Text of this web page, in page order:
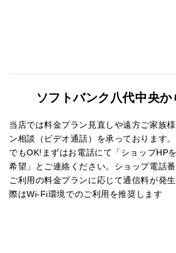
ソフトバンク八代中央か
当店では料金プラン見直しや遠方ご家族
ン相談（ビデオ通話）を承っております
でもOK!まずはお電話にて「ショップHP
希望」とご連絡ください。ショップ電話
ご利用の料金プランに応じて通信料が発
際はWi-Fi環境でのご利用を推奨します